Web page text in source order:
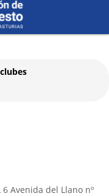
6 Avenida del Llano nº